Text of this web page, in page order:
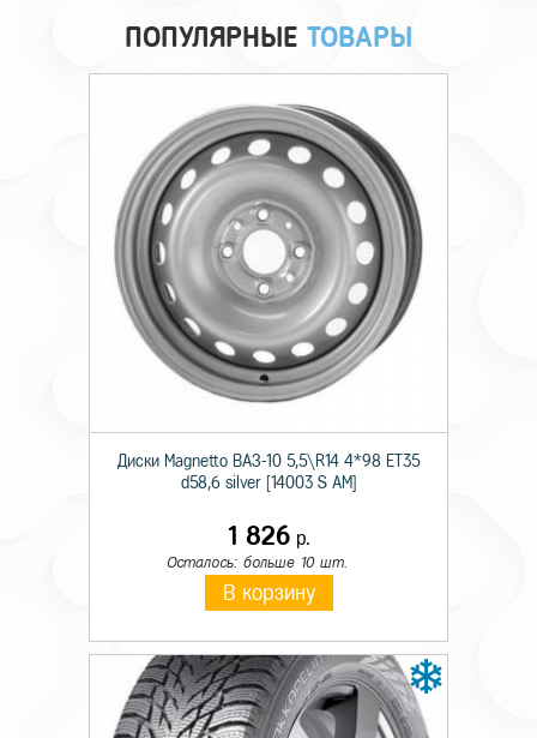
Технические характеристики
Сезон резины Летняя
Шипы н/ш.
Индекс скорости V
ПОПУЛЯРНЫЕ ТОВАРЫ
Диски Magnetto ВАЗ-10 5,5\R14 4*98 ET35
d58,6 silver [14003 S AM]
1 826р.
Осталось: больше 10 шт.
В корзину